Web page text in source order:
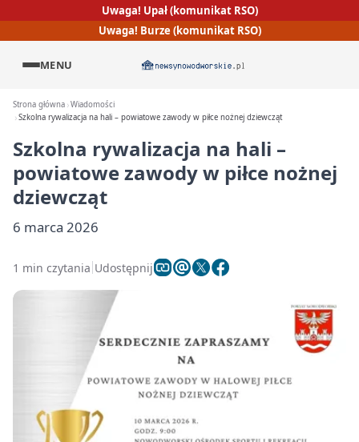
Uwaga! Upał (komunikat RSO)
Uwaga! Burze (komunikat RSO)
MENU
Strona główna Wiadomości
Szkolna rywalizacja na hali – powiatowe zawody w piłce nożnej dziewcząt
Szkolna rywalizacja na hali –
powiatowe zawody w piłce nożnej
dziewcząt
6 marca 2026
1 min czytania Udostępnij